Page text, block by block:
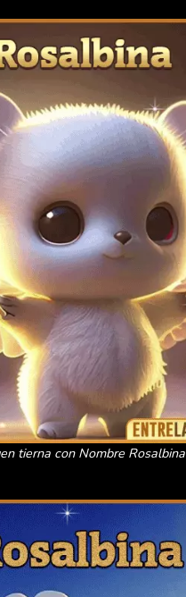
tierna con Nombre Rosalbina